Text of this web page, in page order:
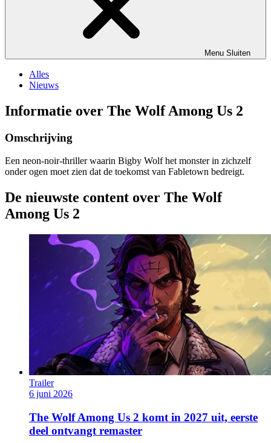
Menu Sluiten
Alles
Nieuws
Informatie over The Wolf Among Us 2
Omschrijving
Een neon-noir-thriller waarin Bigby Wolf het monster in zichzelf
onder ogen moet zien dat de toekomst van Fabletown bedreigt.
De nieuwste content over The Wolf
Among Us 2
Trailer
6 juni 2026
The Wolf Among Us 2 komt in 2027 uit, eerste
deel ontvangt remaster